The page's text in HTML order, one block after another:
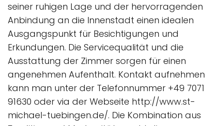
seiner ruhigen Lage und der hervorragenden
Anbindung an die Innenstadt einen idealen
Ausgangspunkt für Besichtigungen und
Erkundungen. Die Servicequalität und die
Ausstattung der Zimmer sorgen für einen
angenehmen Aufenthalt. Kontakt aufnehmen
kann man unter der Telefonnummer +49 7071
91630 oder via der Webseite http://www.st-
michael-tuebingen.de/. Die Kombination aus